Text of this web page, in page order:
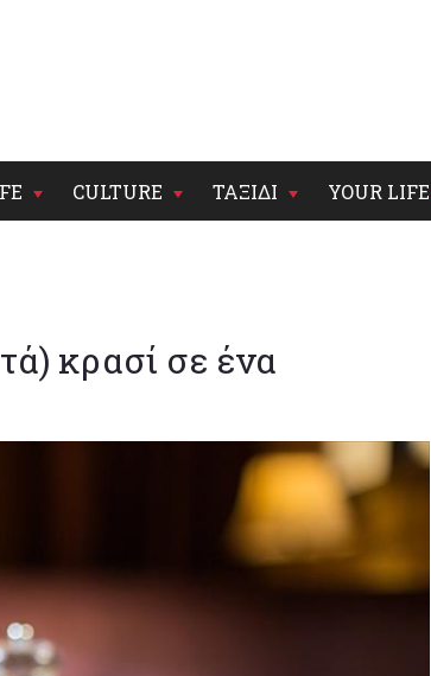
CULTURE ΤΑΞΙΔΙ YOUR LIFE
κρασί σε ένα